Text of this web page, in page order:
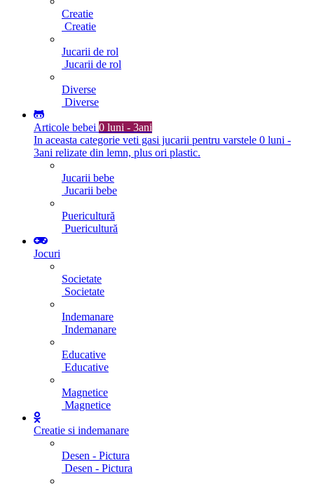
Creatie
Creatie
Jucarii de rol
Jucarii de rol
Diverse
Diverse
Articole bebei 0 luni - 3ani
In aceasta categorie veti gasi jucarii pentru varstele 0 luni -
3ani relizate din lemn, plus ori plastic.
Jucarii bebe
Jucarii bebe
Puericultură
Puericultură
Jocuri
Societate
Societate
Indemanare
Indemanare
Educative
Educative
Magnetice
Magnetice
Creatie si indemanare
Desen - Pictura
Desen - Pictura